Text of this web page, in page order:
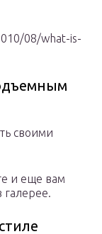
08/what-is-
своими
и еще вам
галерее.